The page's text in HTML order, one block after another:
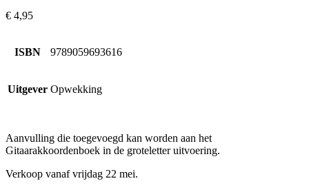
€ 4,95
ISBN 9789059693616
Uitgever Opwekking
Aanvulling die toegevoegd kan worden aan het
Gitaarakkoordenboek in de groteletter uitvoering.
Verkoop vanaf vrijdag 22 mei.